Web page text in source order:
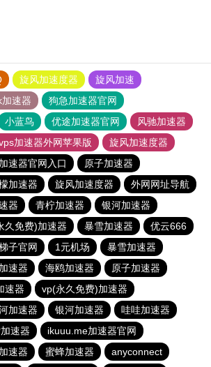
旋风加速度器
旋风加速
速器
狗急加速器官网
小蓝鸟 优途加速器官网
风驰加速器
加速器外网苹果版
旋风加速度器
速器官网入口
原子加速器
加速器 旋风加速度器
外网网址导航
器 青柠加速器
银河加速器
久免费)加速器 暴雪加速器
优云666
子官网 1元机场
暴雪加速器
速器 海鸥加速器
原子加速器
速器
vp(永久免费)加速器
加速器 银河加速器
哇哇加速器
速器
ikuuu.me加速器官网
速器 蜜蜂加速器 anyconnect